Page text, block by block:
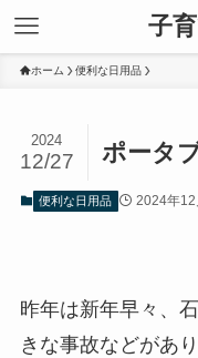
子
ホーム 便利な日用品
ポータ
2024
12/27
便利な日用品 2024年12
昨年は新年早々、
きな事故などがあ